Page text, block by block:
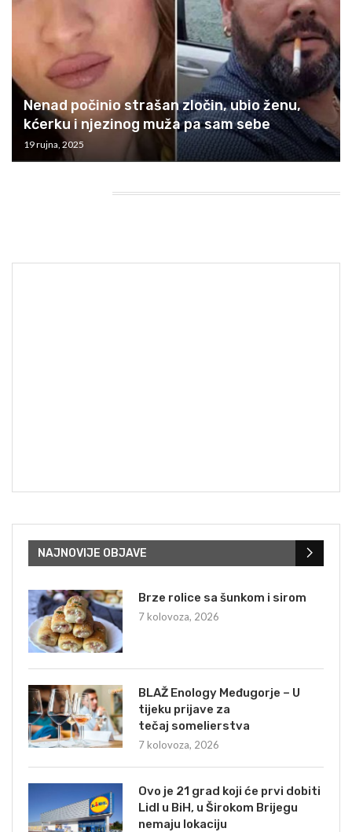
Nenad počinio strašan zločin, ubio ženu,
kćerku i njezinog muža pa sam sebe
19 rujna, 2025
NAJNOVIJE OBJAVE
Brze rolice sa šunkom i sirom
7 kolovoza, 2026
BLAŽ Enology Međugorje – U
tijeku prijave za
tečaj somelierstva
7 kolovoza, 2026
Ovo je 21 grad koji će prvi dobiti
Lidl u BiH, u Širokom Brijegu
nemaju lokaciju